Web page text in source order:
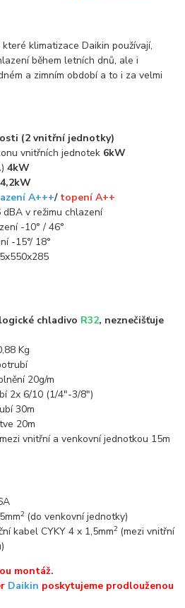
klimatizace Daikin používají,
během letních dnů, ale i
a zimním období a to i za velmi
(2 vnitřní jednotky)
vnitřních jednotek 6kW
)4kW
4,2kW
A+++/ topení A++
v režimu chlazení
-10° / 46°
-15°/ 18°
chladivo R32, neznečišťuje
Kg
20g/m
2x 6/10 (1/4"-3/8")
30m
20m
vnitřní a venkovní jednotkou 15m
2 (do venkovní jednotky)
kabel CYKY 4 x 1,5mm2 (mezi vnitřní
montáž.
Daikin poskytujeme prodlouženou